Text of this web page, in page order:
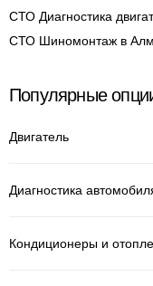
СТО Диагностика
СТО Шиномонтаж в
Популярные
Двигатель
Диагностика
Кондиционеры и